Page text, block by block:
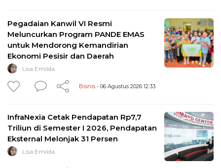
Pegadaian Kanwil VI Resmi
Meluncurkan Program PANDE EMAS
untuk Mendorong Kemandirian
Ekonomi Pesisir dan Daerah
Lisa Emilda
Bisnis - 06 Agustus 2026 12:33
InfraNexia Cetak Pendapatan Rp7,7
Triliun di Semester I 2026, Pendapatan
Eksternal Melonjak 31 Persen
Lisa Emilda